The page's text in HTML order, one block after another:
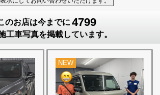
のお店は今までに 4799
工車写真を掲載しています。
NEW